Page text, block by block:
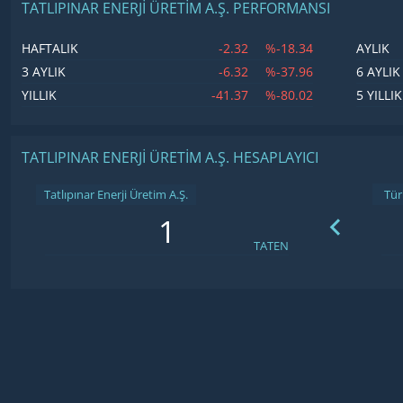
TATLIPINAR ENERJI ÜRETIM A.Ş. PERFORMANSI
HAFTALIK -2.32 %-18.34 AYLIK
3 AYLIK
-6.32 %-37.96 6 AYLIK
YILLIK
-41.37 %-80.02 5 YILLIK
TATLIPINAR ENERJI ÜRETIM A.Ş. HESAPLAYICI
Tatlıpınar Enerji Üretim A.Ş.
TATEN